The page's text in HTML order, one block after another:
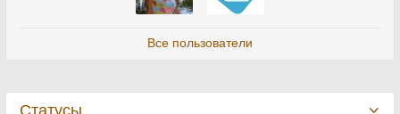
Все пользователи
Статусы